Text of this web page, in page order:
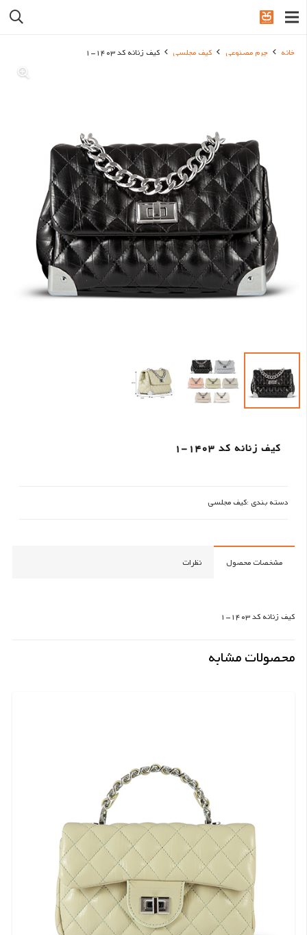
خانه چرم مصنوعی کیف مجلسی کیف زنانه کد 1403-1
کیف زنانه کد 1403-1
دسته بندی :کیف مجلسی
مشخصات محصول نظرات
کیف زنانه کد 1403-1
محصولات مشابه